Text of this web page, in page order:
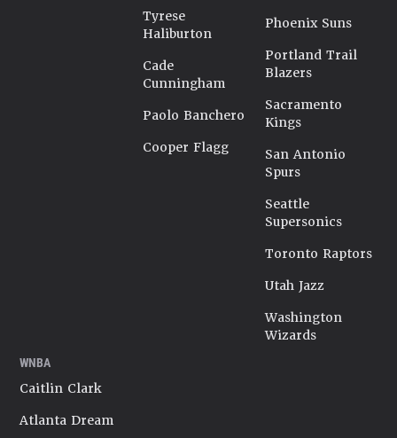
Tyrese
Haliburton
Cade
Cunningham
Paolo Banchero
Cooper Flagg
Phoenix Suns
Portland Trail
Blazers
Sacramento
Kings
San Antonio
Spurs
Seattle
Supersonics
Toronto Raptors
Utah Jazz
Washington
Wizards
WNBA
Caitlin Clark
Atlanta Dream